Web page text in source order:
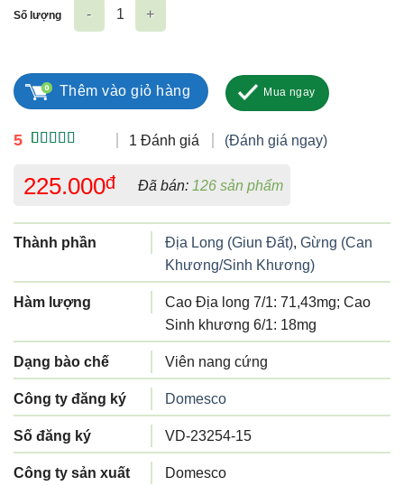
5
đánh giá
1 Đánh giá (Đánh giá ngay)
225.000đ Đã bán: 126 sản phẩm
Thành phần Địa Long (Giun Đất), Gừng (Can
Khương/Sinh Khương)
Hàm lượng
Cao Địa long 7/1: 71,43mg; Cao
Sinh khương 6/1: 18mg
Dạng bào chế Viên nang cứng
Công ty đăng ký Domesco
Số đăng ký VD-23254-15
Công ty sản xuất Domesco
Số lượng
Thêm vào giỏ hàng Mua ngay